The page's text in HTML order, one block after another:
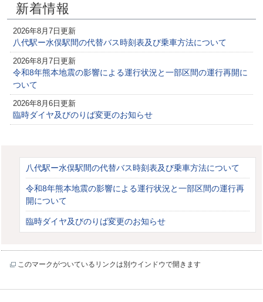
新着情報
2026年8月7日更新
八代駅ー水俣駅間の代替バス時刻表及び乗車方法について
2026年8月7日更新
令和8年熊本地震の影響による運行状況と一部区間の運行再開に
ついて
2026年8月6日更新
臨時ダイヤ及びのりば変更のお知らせ
八代駅ー水俣駅間の代替バス時刻表及び乗車方法について
令和8年熊本地震の影響による運行状況と一部区間の運行再
開について
臨時ダイヤ及びのりば変更のお知らせ
このマークがついているリンクは別ウインドウで開きます